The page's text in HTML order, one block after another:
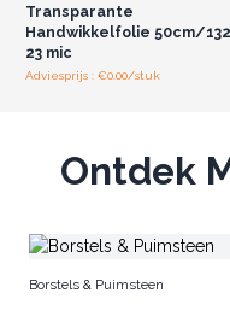
Transparante
Handwikkelfolie 50cm/
23 mic
Adviesprijs : €0.00/stuk
Ontdek
Borstels & Puimsteen